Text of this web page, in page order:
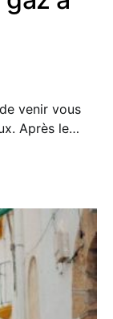
venir vous
Après le…